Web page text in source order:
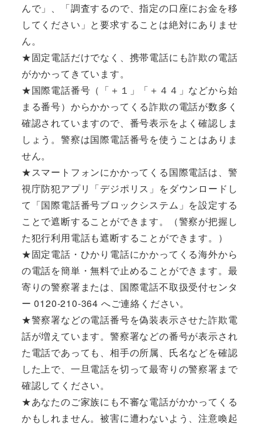
んで」、「調査するので、指定の口座にお金を移
してください」と要求することは絶対にありませ
ん。
★固定電話だけでなく、携帯電話にも詐欺の電話
がかかってきています。
★国際電話番号（「＋１」「＋４４」などから始
まる番号）からかかってくる詐欺の電話が数多く
確認されていますので、番号表示をよく確認しま
しょう。警察は国際電話番号を使うことはありま
せん。
★スマートフォンにかかってくる国際電話は、警
視庁防犯アプリ「デジポリス」をダウンロードし
て「国際電話番号ブロックシステム」を設定する
ことで遮断することができます。（警察が把握し
た犯行利用電話も遮断することができます。）
★固定電話・ひかり電話にかかってくる海外から
の電話を簡単・無料で止めることができます。最
寄りの警察署または、国際電話不取扱受付センタ
ー 0120‐210‐364 へご連絡ください。
★警察署などの電話番号を偽装表示させた詐欺電
話が増えています。警察署などの番号が表示され
た電話であっても、相手の所属、氏名などを確認
した上で、一旦電話を切って最寄りの警察署まで
確認してください。
★あなたのご家族にも不審な電話がかかってくる
かもしれません。被害に遭わないよう、注意喚起